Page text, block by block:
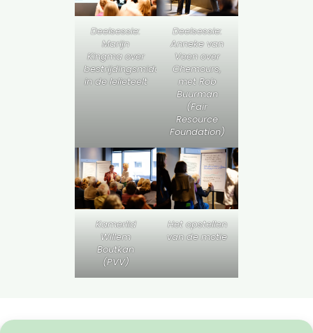
Deelsessie:
Marijn
Kingma over
bestrijdingsmiddelen
in de lelieteelt
Deelsessie:
Anneke van
Veen over
Chemours,
met Rob
Buurman
(Fair
Resource
Foundation)
Kamerlid
Willem
Boutkan
(PVV)
Het opstellen
van de motie
Samenwerkingen